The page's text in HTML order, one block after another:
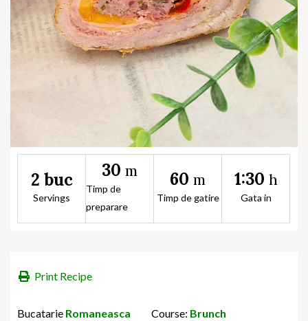
2 buc
Servings
30 m
Timp de
preparare
60 m
Timp de gatire
1:30 h
Gata in
Print Recipe
Bucatarie Romaneasca Course: Brunch